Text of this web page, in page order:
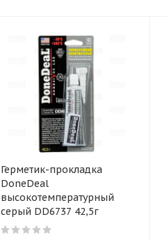
Герметик-прокладка
DoneDeal
высокотемпературный
серый DD6737 42,5г